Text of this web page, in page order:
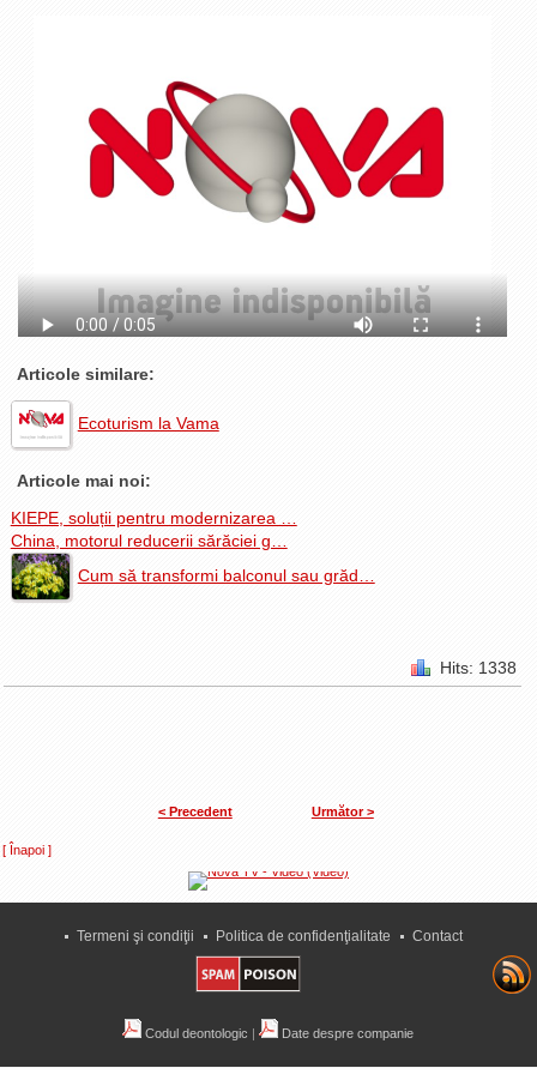
Bucuria Credinţei
Replica Braşovului
Articole similare:
Ecoturism la Vama
Articole mai noi:
KIEPE, soluții pentru modernizarea …
China, motorul reducerii sărăciei g…
Cum să transformi balconul sau grăd…
Hits: 1338
< Precedent Următor >
[ Înapoi ]
Termeni şi condiţii Politica de confidenţialitate Contact
Codul deontologic | Date despre companie